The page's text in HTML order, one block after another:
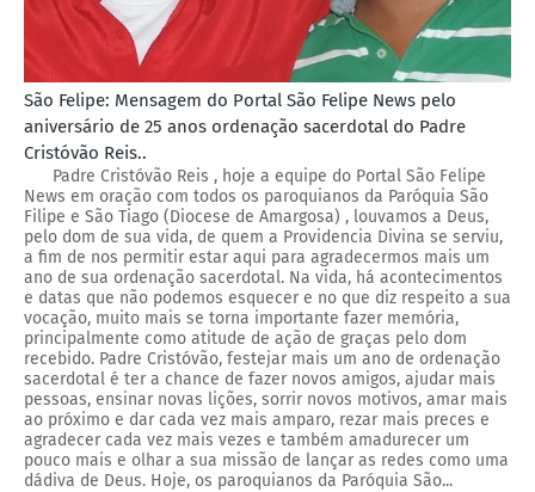
São Felipe: Mensagem do Portal São Felipe News pelo
aniversário de 25 anos ordenação sacerdotal do Padre
Cristóvão Reis..
Padre Cristóvão Reis , hoje a equipe do Portal São Felipe
News em oração com todos os paroquianos da Paróquia São
Filipe e São Tiago (Diocese de Amargosa) , louvamos a Deus,
pelo dom de sua vida, de quem a Providencia Divina se serviu,
a fim de nos permitir estar aqui para agradecermos mais um
ano de sua ordenação sacerdotal. Na vida, há acontecimentos
e datas que não podemos esquecer e no que diz respeito a sua
vocação, muito mais se torna importante fazer memória,
principalmente como atitude de ação de graças pelo dom
recebido. Padre Cristóvão, festejar mais um ano de ordenação
sacerdotal é ter a chance de fazer novos amigos, ajudar mais
pessoas, ensinar novas lições, sorrir novos motivos, amar mais
ao próximo e dar cada vez mais amparo, rezar mais preces e
agradecer cada vez mais vezes e também amadurecer um
pouco mais e olhar a sua missão de lançar as redes como uma
dádiva de Deus. Hoje, os paroquianos da Paróquia São...